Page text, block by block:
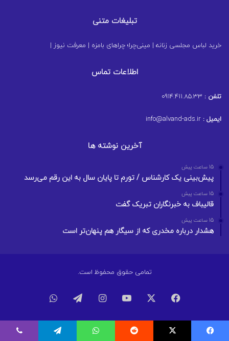
تبلیغات متنی
خرید لباس مجلسی زنانه مینی‌چرا؛ چراهای بامزه معرفت نیوز
اطلاعات تماس
تلفن :
ایمیل :
آخرین نوشته ها
15 ساعت پیش
پیش‌بینی یک کارشناس / تورم تا پایان سال به این رقم می‌رسد
15 ساعت پیش
قالیباف به خبرنگاران تبریک گفت
15 ساعت پیش
هشدار درباره مخدری که از سیگار هم پنهان‌تر است
تمامی حقوق محفوظ است.
فیسبوک ایکسیوتیوباینستاگرامتلگرامواتس
آپ